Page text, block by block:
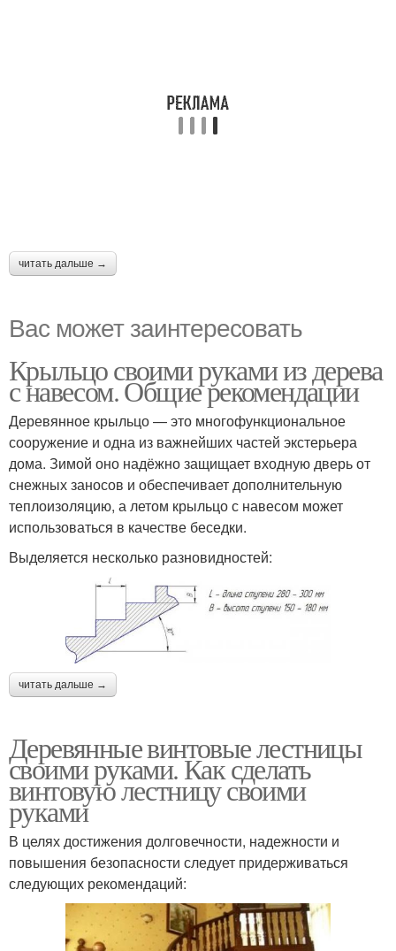
читать дальше →
Вас может заинтересовать
Крыльцо своими руками из дерева
с навесом. Общие рекомендации
Деревянное крыльцо — это многофункциональное
сооружение и одна из важнейших частей экстерьера
дома. Зимой оно надёжно защищает входную дверь от
снежных заносов и обеспечивает дополнительную
теплоизоляцию, а летом крыльцо с навесом может
использоваться в качестве беседки.
Выделяется несколько разновидностей:
читать дальше →
Деревянные винтовые лестницы
своими руками. Как сделать
винтовую лестницу своими
руками
В целях достижения долговечности, надежности и
повышения безопасности следует придерживаться
следующих рекомендаций: